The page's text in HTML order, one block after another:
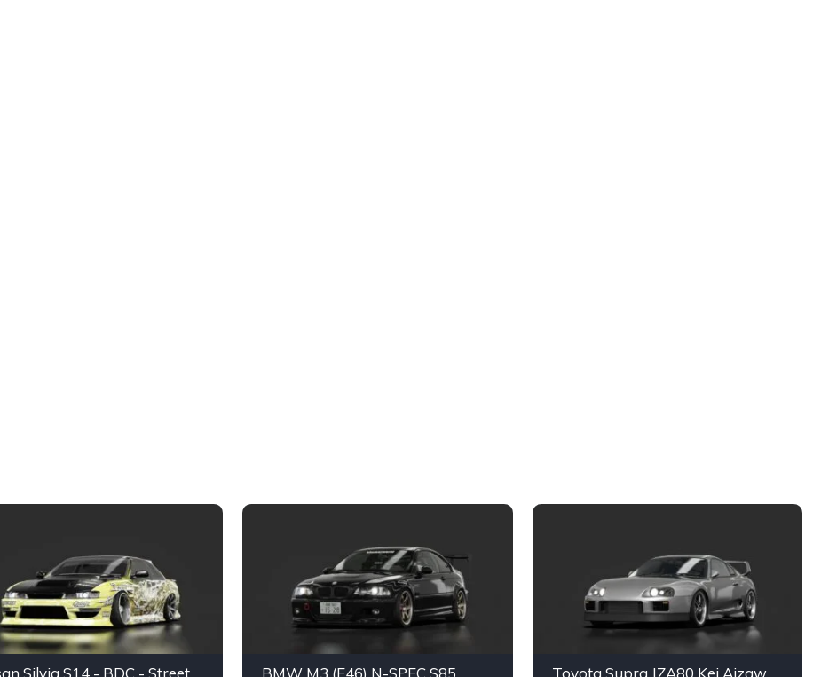
Nissan Silvia S14 - BDC - Street v4 BMW M3 (E46) N-SPEC S85 Toyota Supra JZA80 Kei Aizawa Part1 - LM